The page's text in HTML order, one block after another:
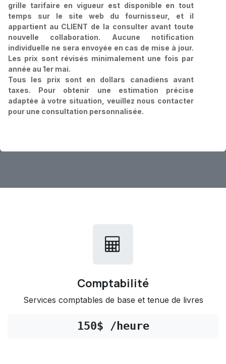
grille tarifaire en vigueur est disponible en tout
temps sur le site web du fournisseur, et il
appartient au CLIENT de la consulter avant toute
nouvelle collaboration. Aucune notification
individuelle ne sera envoyée en cas de mise à jour.
Les prix sont révisés minimalement une fois par
année au 1er mai.
Tous les prix sont en dollars canadiens avant
taxes. Pour obtenir une estimation précise
adaptée à votre situation, veuillez nous contacter
pour une consultation personnalisée.
Comptabilité
Services comptables de base et tenue de livres
150$ /heure